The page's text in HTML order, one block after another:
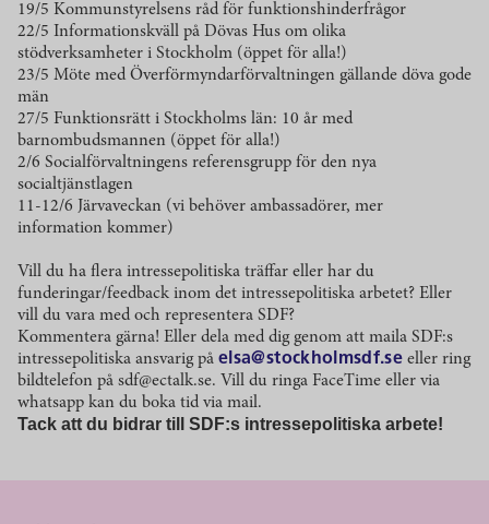
19/5 Kommunstyrelsens råd för funktionshinderfrågor
22/5 Informationskväll på Dövas Hus om olika
stödverksamheter i Stockholm (öppet för alla!)
23/5 Möte med Överförmyndarförvaltningen gällande döva gode
män
27/5 Funktionsrätt i Stockholms län: 10 år med
barnombudsmannen (öppet för alla!)
2/6 Socialförvaltningens referensgrupp för den nya
socialtjänstlagen
11-12/6 Järvaveckan (vi behöver ambassadörer, mer
information kommer)
Vill du ha flera intressepolitiska träffar eller har du
funderingar/feedback inom det intressepolitiska arbetet? Eller
vill du vara med och representera SDF?
Kommentera gärna! Eller dela med dig genom att maila SDF:s
intressepolitiska ansvarig på elsa@stockholmsdf.se eller ring
bildtelefon på sdf@ectalk.se. Vill du ringa FaceTime eller via
whatsapp kan du boka tid via mail.
Tack att du bidrar till SDF:s intressepolitiska arbete!